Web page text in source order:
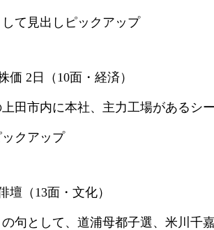
て見出しピックアップ
価 2日（10面・経済）
田市内に本社、主力工場があるシ
クアップ
壇（13面・文化）
句として、道浦母都子選、米川千